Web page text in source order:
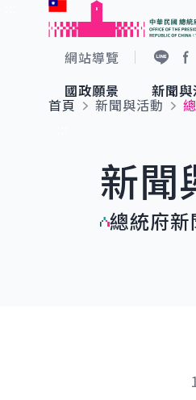
跳到主要內容
網站導覽
國政願景
國家氣候變遷對策委員
重要談話
新聞與
總統府新聞
影音頻道
賴清德總統
參觀資訊
首頁
新聞與活動
新聞
總統府新